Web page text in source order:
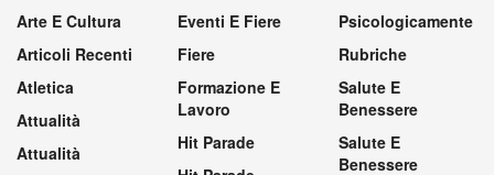
Arte E Cultura
Articoli Recenti
Atletica
Attualità
Attualità
Eventi E Fiere
Fiere
Formazione E
Lavoro
Hit Parade
Psicologicamente
Rubriche
Salute E
Benessere
Salute E
Benessere